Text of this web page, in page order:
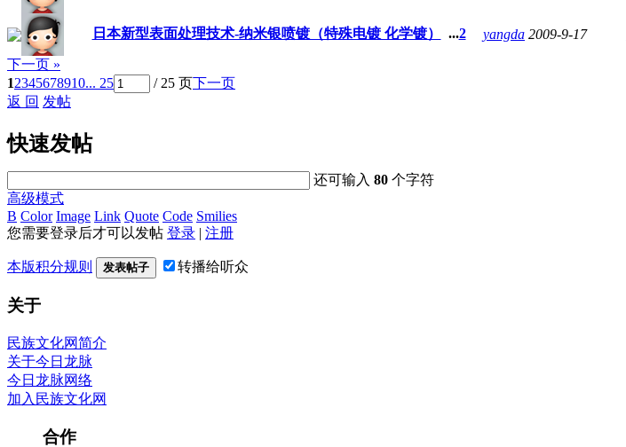
日本新型表面处理技术-纳米银喷镀（特殊电镀 化学镀） ...2 yangda 2009-9-17
下一页 »
12345678910... 25 / 25 页下一页
返 回 发帖
快速发帖
还可输入80 个字符
高级模式
B Color Image Link Quote Code Smilies
您需要登录后才可以发帖 登录 | 注册
本版积分规则 发表帖子 转播给听众
关于
民族文化网简介
关于今日龙脉
今日龙脉网络
加入民族文化网
合作